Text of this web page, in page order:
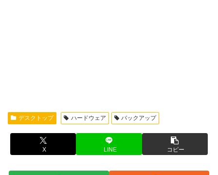
デスクトップ ハードウェア バックアップ
X LINE コピー